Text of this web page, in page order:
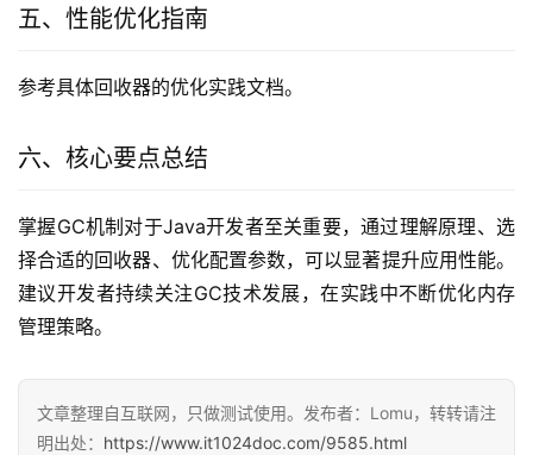
五、性能优化指南
参考具体回收器的优化实践文档。
六、核心要点总结
掌握GC机制对于Java开发者至关重要，通过理解原理、选
择合适的回收器、优化配置参数，可以显著提升应用性能。
建议开发者持续关注GC技术发展，在实践中不断优化内存
管理策略。
文章整理自互联网，只做测试使用。发布者：Lomu，转转请注
明出处： https://www.it1024doc.com/9585.html